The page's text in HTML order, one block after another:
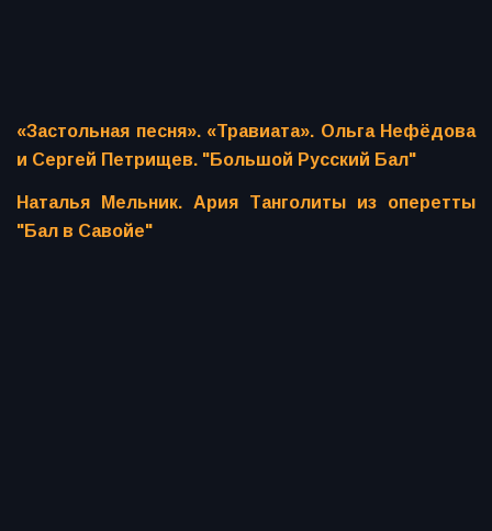
«Застольная песня». «Травиата». Ольга Нефёдова
и Сергей Петрищев. "Большой Русский Бал"
Наталья Мельник. Ария Танголиты из оперетты
"Бал в Савойе"